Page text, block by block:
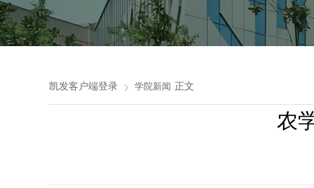
凯发客户端登录 学院新闻 正文
农